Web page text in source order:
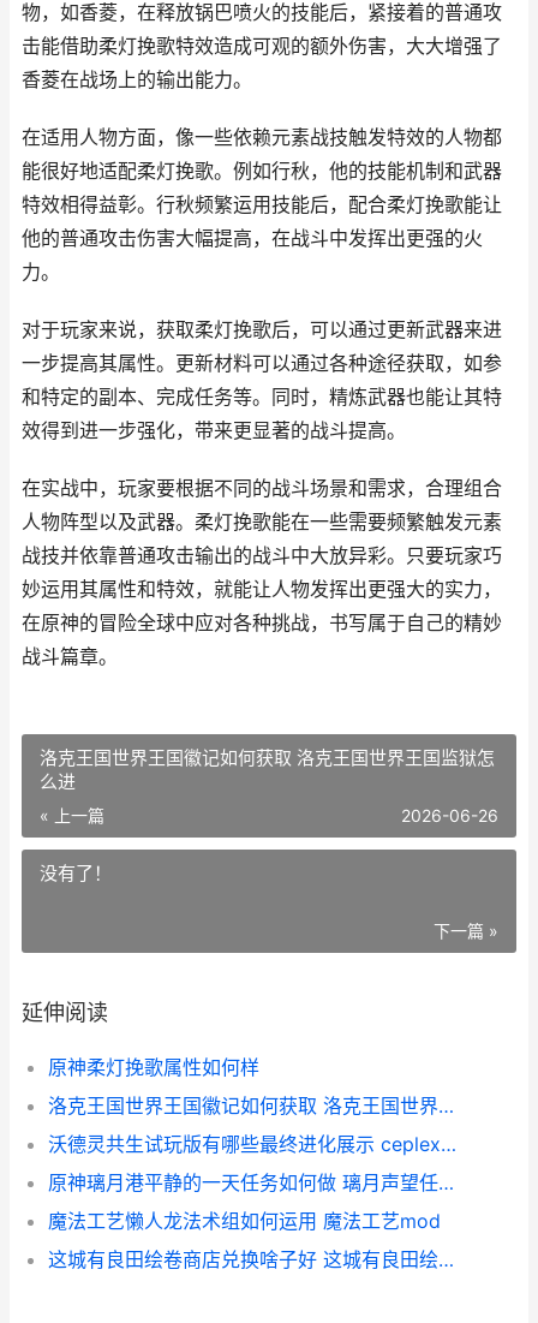
物，如香菱，在释放锅巴喷火的技能后，紧接着的普通攻
击能借助柔灯挽歌特效造成可观的额外伤害，大大增强了
香菱在战场上的输出能力。
在适用人物方面，像一些依赖元素战技触发特效的人物都
能很好地适配柔灯挽歌。例如行秋，他的技能机制和武器
特效相得益彰。行秋频繁运用技能后，配合柔灯挽歌能让
他的普通攻击伤害大幅提高，在战斗中发挥出更强的火
力。
对于玩家来说，获取柔灯挽歌后，可以通过更新武器来进
一步提高其属性。更新材料可以通过各种途径获取，如参
和特定的副本、完成任务等。同时，精炼武器也能让其特
效得到进一步强化，带来更显著的战斗提高。
在实战中，玩家要根据不同的战斗场景和需求，合理组合
人物阵型以及武器。柔灯挽歌能在一些需要频繁触发元素
战技并依靠普通攻击输出的战斗中大放异彩。只要玩家巧
妙运用其属性和特效，就能让人物发挥出更强大的实力，
在原神的冒险全球中应对各种挑战，书写属于自己的精妙
战斗篇章。
洛克王国世界王国徽记如何获取 洛克王国世界王国监狱怎
么进
« 上一篇 2026-06-26
没有了！
下一篇 »
延伸阅读
原神柔灯挽歌属性如何样
洛克王国世界王国徽记如何获取 洛克王国世界王国监狱怎么进
沃德灵共生试玩版有哪些最终进化展示 ceplex沃德的材料
原神璃月港平静的一天任务如何做 璃月声望任务璃月港平静的一天
魔法工艺懒人龙法术组如何运用 魔法工艺mod
这城有良田绘卷商店兑换啥子好 这城有良田绘卷回收